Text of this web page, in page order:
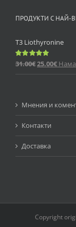
ПРОДУКТИ С НАЙ-
T3 Liothyronine
Оценено
31.00€25.00€
Мнения и
Контакти
Доставка
Copyright